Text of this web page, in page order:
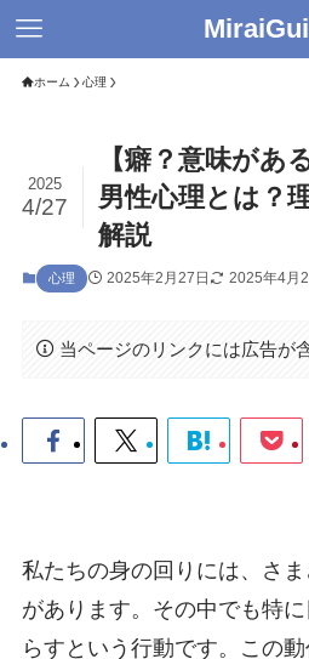
ホーム 心理
【癖？意味があ
男性心理とは？
解説
2025
4/27
心理 2025年2月27日 2025年4月
当ページのリンクには広告が
私たちの身の回りには、さ
があります。その中でも特
らすという行動です。この